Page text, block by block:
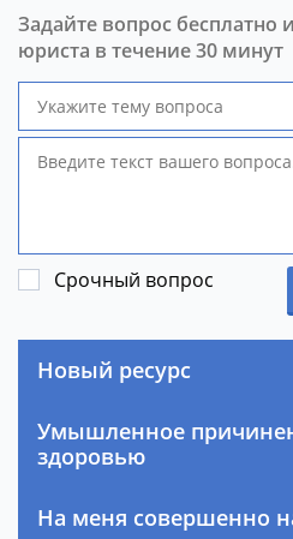
Задайте вопрос бесплатно
юриста в течение 30 минут
Срочный вопрос
Новый ресурс
Умышленное
здоровью
На меня совершенно